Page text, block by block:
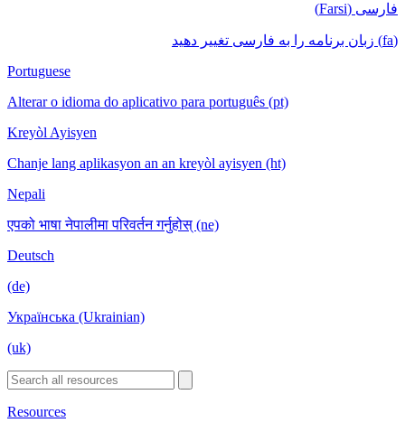
فارسی (Farsi)
(fa) زبان برنامه را به فارسی تغییر دهید
Portuguese
Alterar o idioma do aplicativo para português (pt)
Kreyòl Ayisyen
Chanje lang aplikasyon an an kreyòl ayisyen (ht)
Nepali
एपको भाषा नेपालीमा परिवर्तन गर्नुहोस् (ne)
Deutsch
(de)
Українська (Ukrainian)
(uk)
Resources